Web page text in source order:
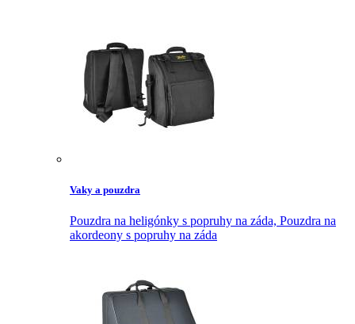
Vaky a pouzdra
Pouzdra na heligónky s popruhy na záda, Pouzdra na
akordeony s popruhy na záda